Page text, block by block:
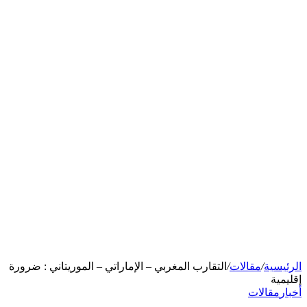
الرئيسية/مقالات/ التقارب المغربي – الإماراتي – الموريتاني : ضرورة
إقليمية
أخبار مقالات